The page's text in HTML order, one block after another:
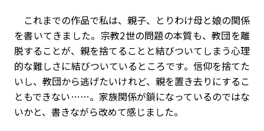
これまでの作品で私は、親子、とりわけ母と娘の関係
を書いてきました。宗教2世の問題の本質も、教団を離
脱することが、親を捨てることと結びついてしまう心理
的な難しさに結びついているところです。信仰を捨てた
いし、教団から逃げたいけれど、親を置き去りにするこ
ともできない……。家族関係が鎖になっているのではな
いかと、書きながら改めて感じました。